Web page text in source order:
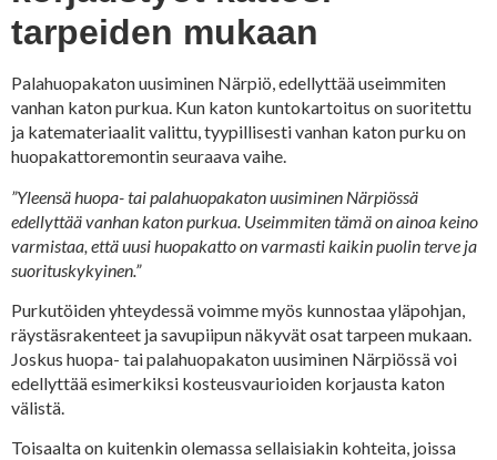
tarpeiden mukaan
Palahuopakaton uusiminen Närpiö, edellyttää useimmiten
vanhan katon purkua. Kun katon kuntokartoitus on suoritettu
ja katemateriaalit valittu, tyypillisesti vanhan katon purku on
huopakattoremontin seuraava vaihe.
”Yleensä huopa- tai palahuopakaton uusiminen Närpiössä
edellyttää vanhan katon purkua. Useimmiten tämä on ainoa keino
varmistaa, että uusi huopakatto on varmasti kaikin puolin terve ja
suorituskykyinen.”
Purkutöiden yhteydessä voimme myös kunnostaa yläpohjan,
räystäsrakenteet ja savupiipun näkyvät osat tarpeen mukaan.
Joskus huopa- tai palahuopakaton uusiminen Närpiössä voi
edellyttää esimerkiksi kosteusvaurioiden korjausta katon
välistä.
Toisaalta on kuitenkin olemassa sellaisiakin kohteita, joissa